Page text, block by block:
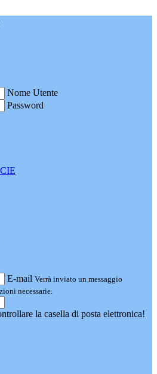
Nome Utente
Password
E-mail Verrà inviato un messaggio
necessarie.
la casella di posta elettronica!